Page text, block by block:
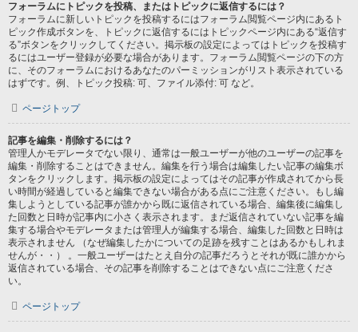
フォーラムにトピックを投稿、またはトピックに返信するには？
フォーラムに新しいトピックを投稿するにはフォーラム閲覧ページ内にあるト
ピック作成ボタンを、トピックに返信するにはトピックページ内にある“返信す
る”ボタンをクリックしてください。掲示板の設定によってはトピックを投稿す
るにはユーザー登録が必要な場合があります。フォーラム閲覧ページの下の方
に、そのフォーラムにおけるあなたのパーミッションがリスト表示されている
はずです。例、トピック投稿: 可、ファイル添付: 可 など。
ページトップ
記事を編集・削除するには？
管理人かモデレータでない限り、通常は一般ユーザーが他のユーザーの記事を
編集・削除することはできません。編集を行う場合は編集したい記事の編集ボ
タンをクリックします。掲示板の設定によってはその記事が作成されてから長
い時間が経過していると編集できない場合がある点にご注意ください。もし編
集しようとしている記事が誰かから既に返信されている場合、編集後に編集し
た回数と日時が記事内に小さく表示されます。まだ返信されていない記事を編
集する場合やモデレータまたは管理人が編集する場合、編集した回数と日時は
表示されません （なぜ編集したかについての足跡を残すことはあるかもしれま
せんが・・） 。一般ユーザーはたとえ自分の記事だろうとそれが既に誰かから
返信されている場合、その記事を削除することはできない点にご注意くださ
い。
ページトップ